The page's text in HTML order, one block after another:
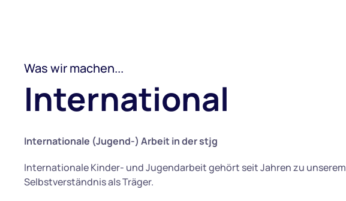
Was wir machen...
International
Internationale (Jugend-) Arbeit in der stjg
Internationale Kinder- und Jugendarbeit gehört seit Jahren zu unserem
Selbstverständnis als Träger.